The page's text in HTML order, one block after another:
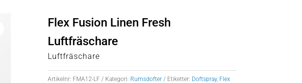
Flex Fusion Linen Fresh
Luftfräschare
Luftfräschare
Artikelnr: FMA12-LF Kategori: Rumsdofter Etiketter: Doftspray, Flex